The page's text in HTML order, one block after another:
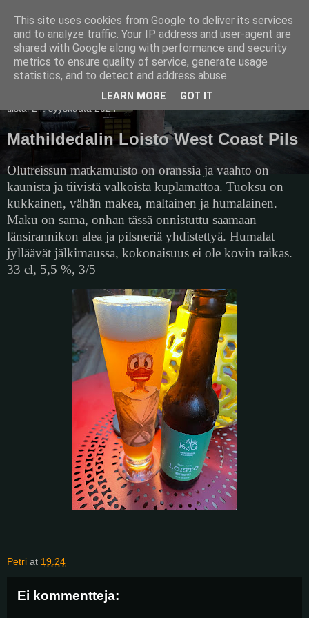
Pullollinen
tiistai 24. syyskuuta 2024
Mathildedalin Loisto West Coast Pils
Olutreissun matkamuisto on oranssia ja vaahto on
kaunista ja tiivistä valkoista kuplamattoa. Tuoksu on
kukkainen, vähän makea, maltainen ja humalainen.
Maku on sama, onhan tässä onnistuttu saamaan
länsirannikon alea ja pilsneriä yhdistettyä. Humalat
jylläävät jälkimaussa, kokonaisuus ei ole kovin raikas.
33 cl, 5,5 %, 3/5
Petri at 19.24
Ei kommentteja:
This site uses cookies from Google to deliver its services
and to analyze traffic. Your IP address and user-agent are
shared with Google along with performance and security
metrics to ensure quality of service, generate usage
statistics, and to detect and address abuse.
LEARN MORE GOT IT